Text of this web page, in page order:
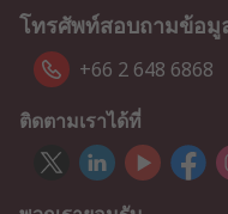
โทรศัพท์สอบถามข้อมู
+66 2 648 6868
ติดตามเราได้ที่